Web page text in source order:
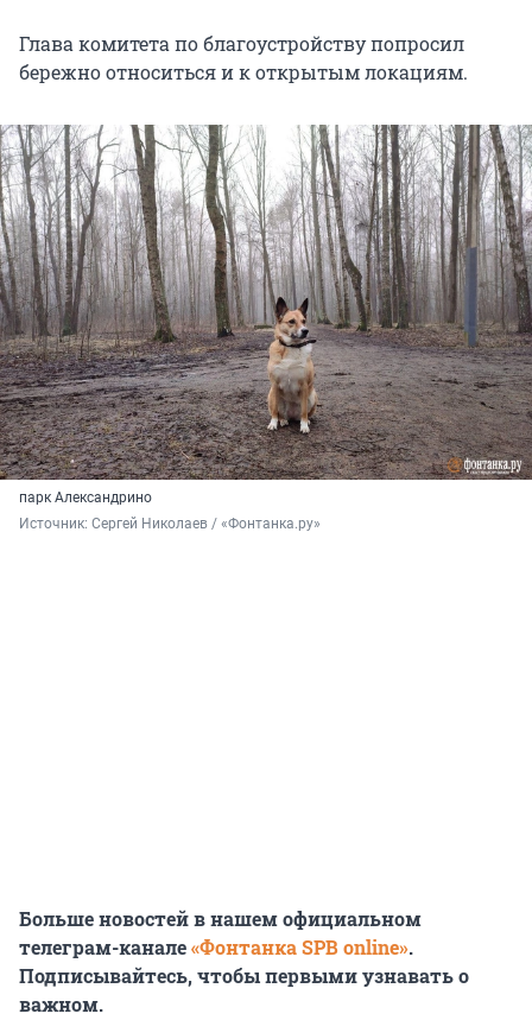
Глава комитета по благоустройству попросил
бережно относиться и к открытым локациям.
парк Александрино
Источник: Сергей Николаев / «Фонтанка.ру»
Больше новостей в нашем официальном
телеграм-канале«Фонтанка SPB online».
Подписывайтесь, чтобы первыми узнавать о
важном.